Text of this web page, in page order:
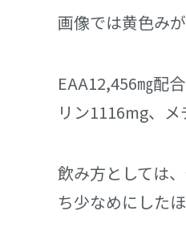
画像では黄色み
EAA12,456㎎配
リン1116mg、
飲み方としては
ち少なめにした